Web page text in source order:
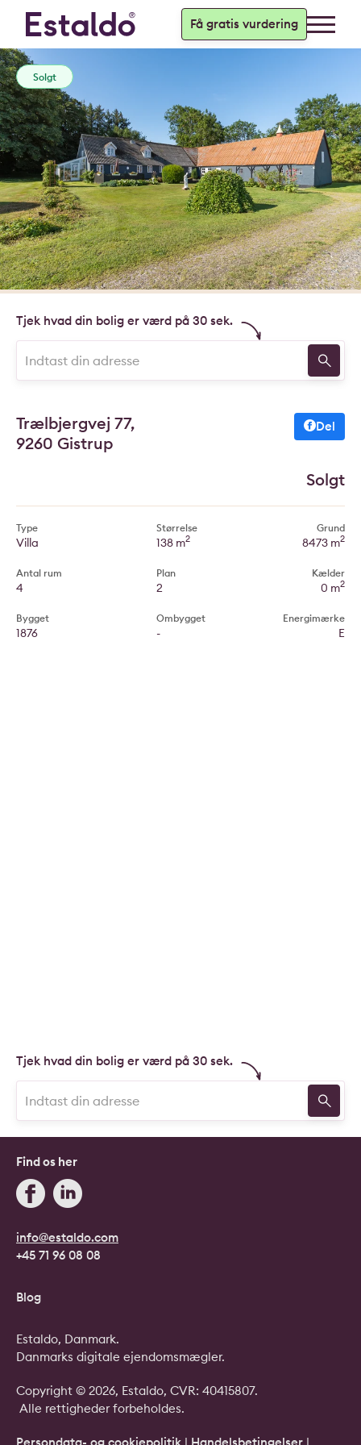
Få gratis vurdering
Solgt
Tjek hvad din bolig er værd på 30 sek.
Trælbjergvej 77,
9260 Gistrup
Del
Solgt
Type
Villa
Antal rum
4
Bygget
1876
Størrelse
138 m2
Plan
2
Ombygget
-
Grund
8473 m2
Kælder
0 m2
Energimærke
E
Tjek hvad din bolig er værd på 30 sek.
info@estaldo.com
+45 71 96 08 08
Find os her
Blog
Copyright © 2026, Estaldo, CVR: 40415807.
Alle rettigheder forbeholdes.
Persondata- og cookiepolitik | Handelsbetingelser |
Estaldo, Danmark.
Danmarks digitale ejendomsmægler.